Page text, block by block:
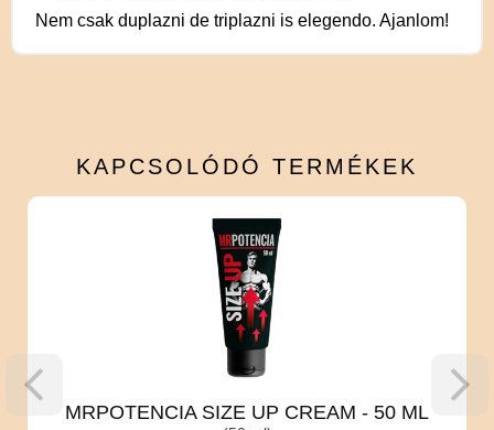
Nem csak duplazni de triplazni is elegendo. Ajanlom!
KAPCSOLÓDÓ TERMÉKEK
MRPOTENCIA SIZE UP CREAM - 50 ML